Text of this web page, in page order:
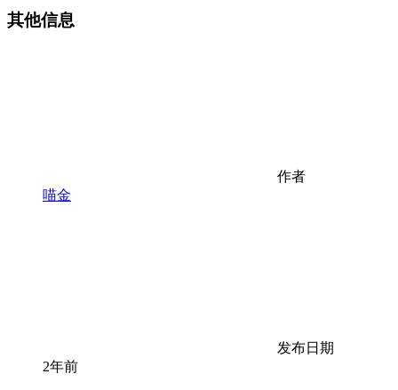
其他信息
作者
喵金
发布日期
2年前